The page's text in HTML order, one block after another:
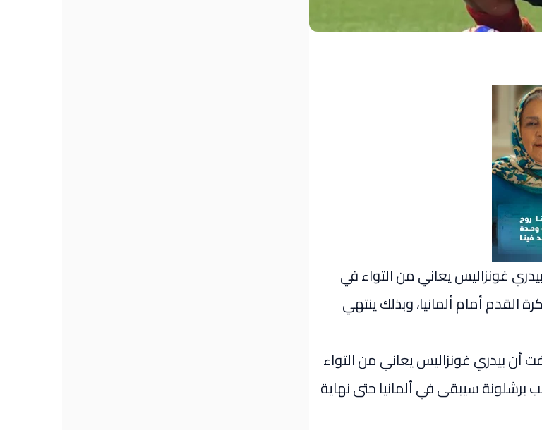
غونزاليس يعاني من التواء في
القدم أمام ألمانيا، وبذلك ينتهي
أن بيدري غونزاليس يعاني من التواء
برشلونة سيبقى في ألمانيا حتى نهاية